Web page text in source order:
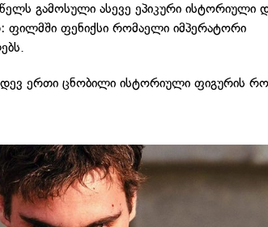
გამოსული ასევე ეპიკური ისტორიული
ფილმში ფენიქსი რომაელი იმპერატორი
ერთი ცნობილი ისტორიული ფიგურის